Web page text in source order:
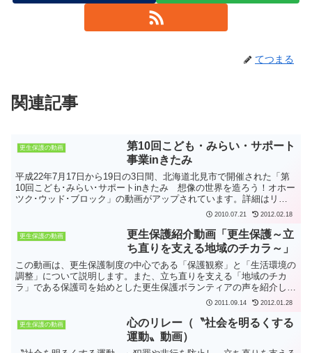
てつまる
関連記事
更生保護の動画
第10回こども・みらい・サポート
事業inきたみ
平成22年7月17日から19日の3日間、北海道北見市で開催された「第
10回こども･みらい･サポートinきたみ 想像の世界を造ろう！オホー
ツク･ウッド･ブロック」の動画がアップされています。詳細はリン
2010.07.21 2012.02.18
更生保護の動画
更生保護紹介動画「更生保護～立
ち直りを支える地域のチカラ～」
この動画は、更生保護制度の中心である「保護観察」と「生活環境の
調整」について説明します。また、立ち直りを支える「地域のチカ
ラ」である保護司を始めとした更生保護ボ­ランティアの声を紹介しま
す。 更生保護紹介動画「更生保護～立ち直りを支える地域...
2011.09.14 2012.01.28
更生保護の動画
心のリレー（〝社会を明るくする
運動〟動画）